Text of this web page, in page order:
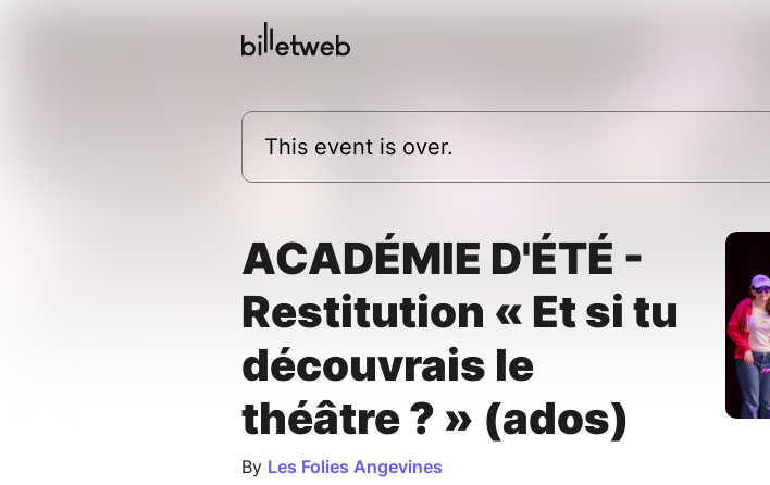
This event is over.
ACADÉMIE D'ÉTÉ -
Restitution « Et si tu
découvrais le
théâtre ? » (ados)
By Les Folies Angevines